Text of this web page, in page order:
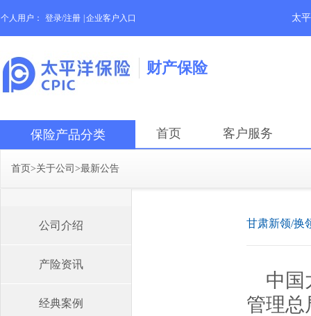
个人用户： 登录/注册 企业客户入口 太
财产保险
保险产品分类 首页 客户服务
首页>关于公司 >最新公告
公司介绍
产险资讯
经典案例
甘肃新领/换
中国
管理总